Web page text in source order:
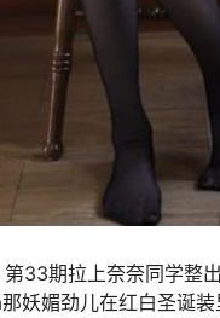
33期拉上奈奈同学整
妖媚劲儿在红白圣诞